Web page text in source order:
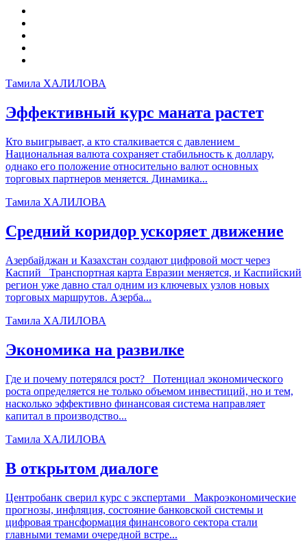
Тамила ХАЛИЛОВА
Эффективный курс маната растет
Кто выигрывает, а кто сталкивается с давлением
Национальная валюта сохраняет стабильность к доллару,
однако его положение относительно валют основных
торговых партнеров меняется. Динамика...
Тамила ХАЛИЛОВА
Средний коридор ускоряет движение
Азербайджан и Казахстан создают цифровой мост через
Каспий Транспортная карта Евразии меняется, и Каспийский
регион уже давно стал одним из ключевых узлов новых
торговых маршрутов. Азерба...
Тамила ХАЛИЛОВА
Экономика на развилке
Где и почему потерялся рост? Потенциал экономического
роста определяется не только объемом инвестиций, но и тем,
насколько эффективно финансовая система направляет
капитал в производство...
Тамила ХАЛИЛОВА
В открытом диалоге
Центробанк сверил курс с экспертами Макроэкономические
прогнозы, инфляция, состояние банковской системы и
цифровая трансформация финансового сектора стали
главными темами очередной встре...